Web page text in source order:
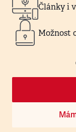
Články i
Možnost